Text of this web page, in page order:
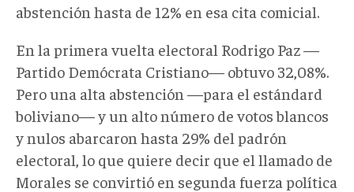
abstención hasta de 12% en esa cita comicial.
En la primera vuelta electoral Rodrigo Paz —
Partido Demócrata Cristiano— obtuvo 32,08%.
Pero una alta abstención —para el estándard
boliviano— y un alto número de votos blancos
y nulos abarcaron hasta 29% del padrón
electoral, lo que quiere decir que el llamado de
Morales se convirtió en segunda fuerza política